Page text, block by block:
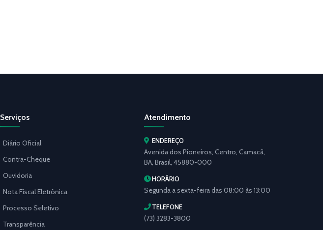
Serviços
Diário Oficial
Contra-Cheque
Ouvidoria
Nota Fiscal Eletrônica
Processo Seletivo
Transparência
Atendimento
ENDEREÇO
Avenida dos Pioneiros, Centro, Camacã,
BA, Brasil, 45880-000
HORÁRIO
Segunda a sexta-feira das 08:00 às 13:00
TELEFONE
(73) 3283-3800